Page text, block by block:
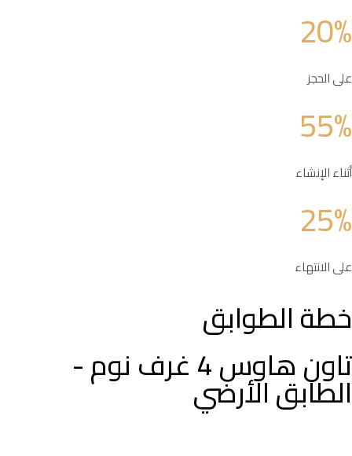
20%
على الحجز
55%
أثناء الإنشاء
25%
على الانتهاء
خطة الطوابق
تاون هاوس 4 غرف نوم -
الطابق الأرضي